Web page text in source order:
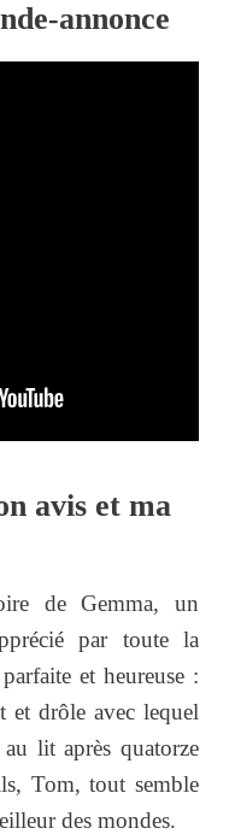
annonce
avis et ma
de Gemma, un
par toute la
et heureuse :
et drôle avec lequel
lit après quatorze
Tom, tout semble
des mondes.